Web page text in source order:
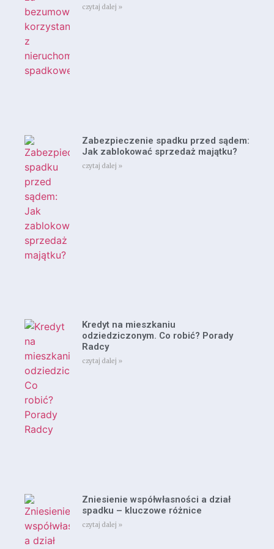
czytaj dalej »
Zabezpieczenie spadku przed sądem:
Jak zablokować sprzedaż majątku?
czytaj dalej »
Kredyt na mieszkaniu
odziedziczonym. Co robić? Porady
Radcy
czytaj dalej »
Zniesienie współwłasności a dział
spadku – kluczowe różnice
czytaj dalej »